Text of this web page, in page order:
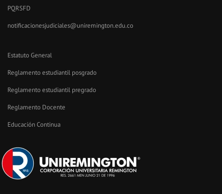
PQRSFD
notificacionesjudiciales@uniremington.edu.co
Estatuto General
Reglamento estudiantil posgrado
Reglamento estudiantil pregrado
Reglamento Docente
Educación Continua